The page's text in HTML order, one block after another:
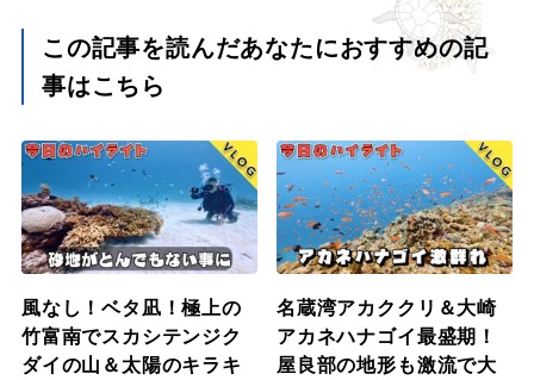
この記事を読んだあなたにおすすめの記
事はこちら
風なし！ベタ凪！極上の
竹富南でスカシテンジク
ダイの山＆太陽のキラキ
名蔵湾アカククリ＆大崎
アカネハナゴイ最盛期！
屋良部の地形も激流で大